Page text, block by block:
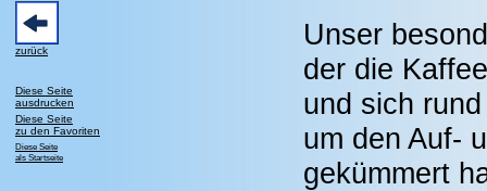
zurück
Diese Seite
ausdrucken
Diese Seite
zu den Favoriten
Diese Seite
als Startseite
Unser
der die
und sich
um den Auf-
gekümmert